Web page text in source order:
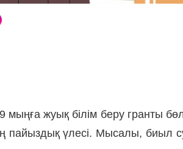
жуық білім беру гранты
пайыздық үлесі. Мысалы, биыл